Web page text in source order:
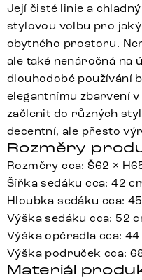
Její čisté linie a
stylovou volbu pro
obytného prostoru.
ale také nenáročná na
dlouhodobé používání
elegantnímu zbarvení
začlenit do různých
decentní, ale přesto
Rozměry
Rozměry cca: Š62 ×
Šířka sedáku cca: 42
Hloubka sedáku cca:
Výška sedáku cca: 52
Výška opěradla cca: 44
Výška područek cca:
Materiál